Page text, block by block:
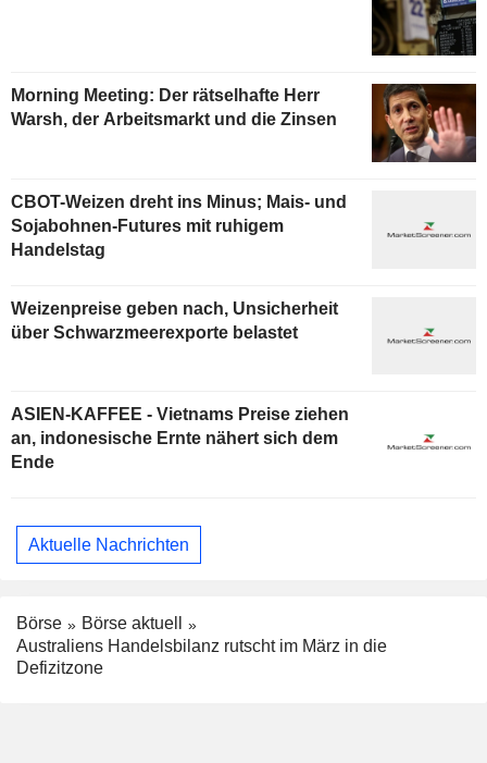
Morning Meeting: Der rätselhafte Herr
Warsh, der Arbeitsmarkt und die Zinsen
CBOT-Weizen dreht ins Minus; Mais- und
Sojabohnen-Futures mit ruhigem
Handelstag
Weizenpreise geben nach, Unsicherheit
über Schwarzmeerexporte belastet
ASIEN-KAFFEE - Vietnams Preise ziehen
an, indonesische Ernte nähert sich dem
Ende
Aktuelle Nachrichten
Börse
Börse aktuell
Australiens Handelsbilanz rutscht im März in die
Defizitzone